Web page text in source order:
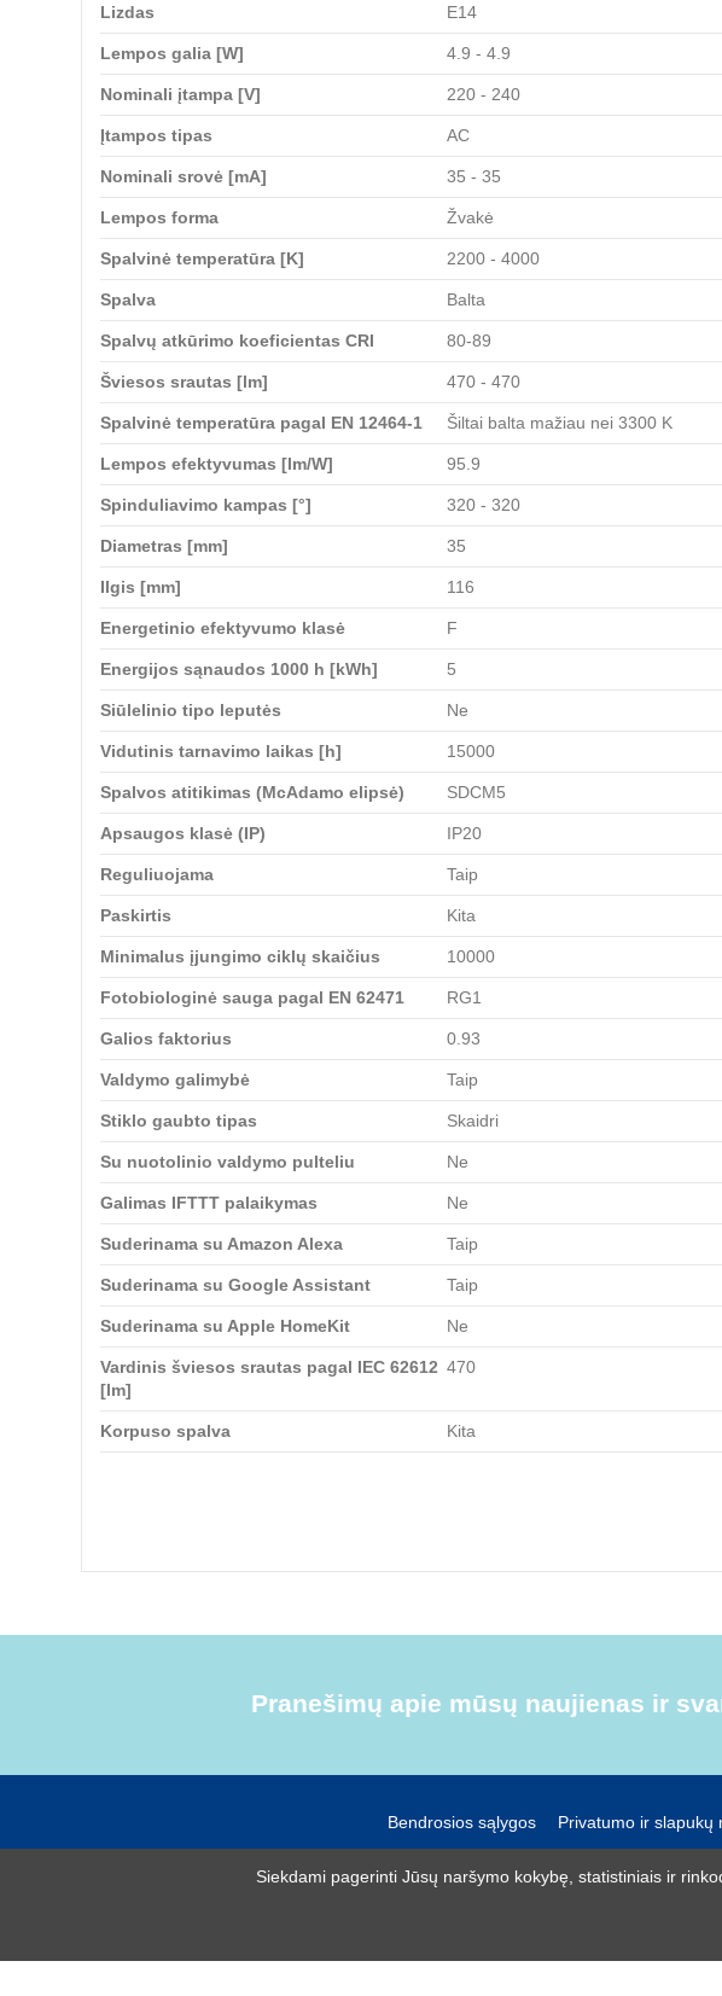
Lizdas E14
Lempos galia [W] 4.9 - 4.9
Nominali įtampa [V] 220 - 240
Įtampos tipas AC
Nominali srovė [mA] 35 - 35
Lempos forma Žvakė
Spalvinė temperatūra [K] 2200 - 4000
Spalva Balta
Spalvų atkūrimo koeficientas CRI 80-89
Šviesos srautas [lm] 470 - 470
Spalvinė temperatūra pagal EN 12464-1 Šiltai balta mažiau nei 3300 K
Lempos efektyvumas [lm/W] 95.9
Spinduliavimo kampas [°] 320 - 320
Diametras [mm] 35
Ilgis [mm] 116
Energetinio efektyvumo klasė F
Energijos sąnaudos 1000 h [kWh] 5
Siūlelinio tipo leputės Ne
Vidutinis tarnavimo laikas [h] 15000
Spalvos atitikimas (McAdamo elipsė) SDCM5
Apsaugos klasė (IP) IP20
Reguliuojama Taip
Paskirtis Kita
Minimalus įjungimo ciklų skaičius 10000
Fotobiologinė sauga pagal EN 62471 RG1
Galios faktorius 0.93
Valdymo galimybė Taip
Stiklo gaubto tipas Skaidri
Su nuotolinio valdymo pulteliu Ne
Galimas IFTTT palaikymas Ne
Suderinama su Amazon Alexa Taip
Suderinama su Google Assistant Taip
Suderinama su Apple HomeKit Ne
Vardinis šviesos srautas pagal IEC 62612
[lm]
470
Korpuso spalva Kita
Pranešimų apie mūsų naujienas ir
Bendrosios sąlygos Privatumo ir slapukų
UAB R-lux
Siekdami pagerinti Jūsų naršymo kokybę, statistiniais ir